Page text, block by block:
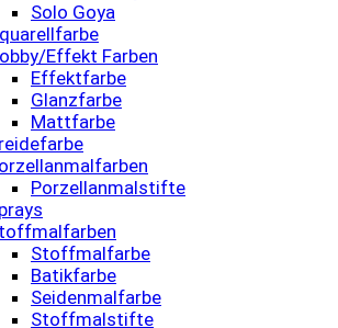
Solo Goya
Effekt Farben
Effektfarbe
Glanzfarbe
Mattfarbe
Porzellanmalstifte
Stoffmalfarbe
Batikfarbe
Seidenmalfarbe
Stoffmalstifte